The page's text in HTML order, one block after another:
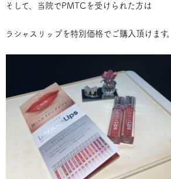
そして、当院でPMTCを受けられた方は
ラシャスリップを特別価格でご購入頂けます。